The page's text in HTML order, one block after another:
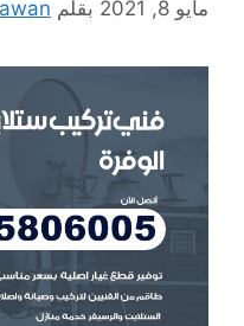
مايو 8, 2021 بقلم